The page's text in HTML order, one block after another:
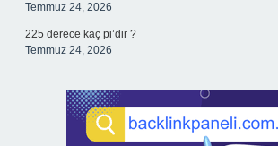
Temmuz 24, 2026
225 derece kaç pi’dir ?
Temmuz 24, 2026